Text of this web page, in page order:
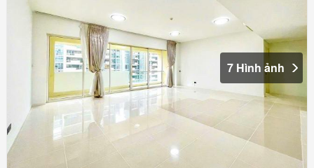
7 Hình ảnh